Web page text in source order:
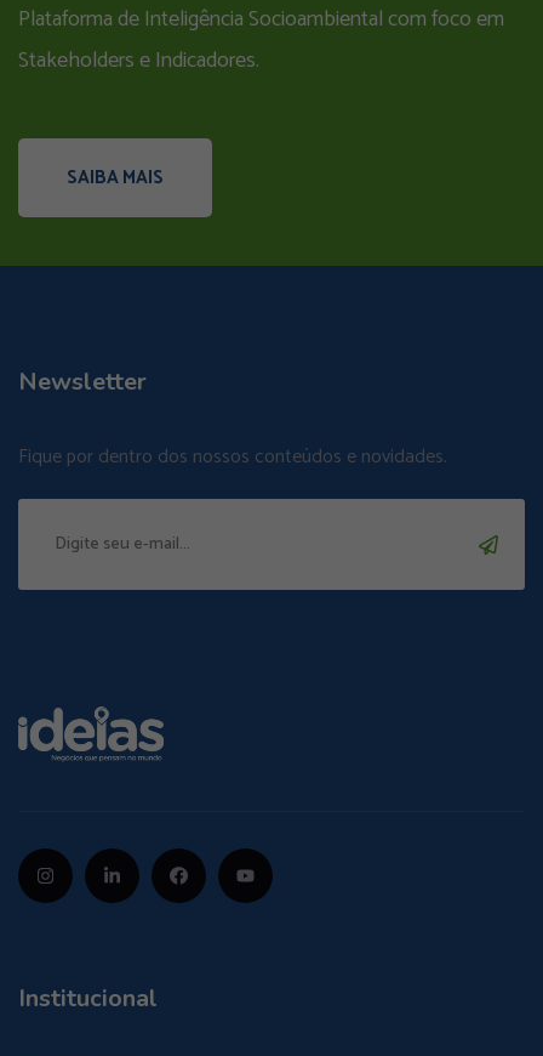
Plataforma de Inteligência Socioambiental com foco em
Stakeholders e Indicadores.
SAIBA MAIS
Newsletter
Fique por dentro dos nossos conteúdos e novidades.
Institucional